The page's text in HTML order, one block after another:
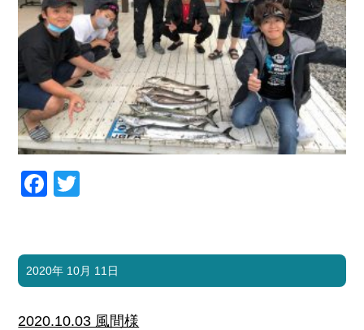
Facebook
2020年 10月 11日
2020.10.03 風間様